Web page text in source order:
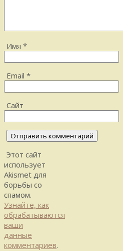
Имя *
Email *
Сайт
Этот сайт
использует
Akismet для
борьбы со
спамом.
Узнайте, как
обрабатываются
ваши
данные
комментариев.